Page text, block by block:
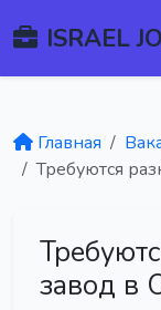
ISRAEL
Главная
Требуются
завод в